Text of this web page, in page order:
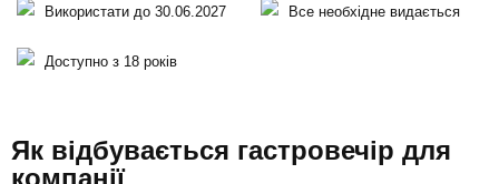
Використати до 30.06.2027 Все необхідне видається
Доступно з 18 років
Як відбувається гастровечір для